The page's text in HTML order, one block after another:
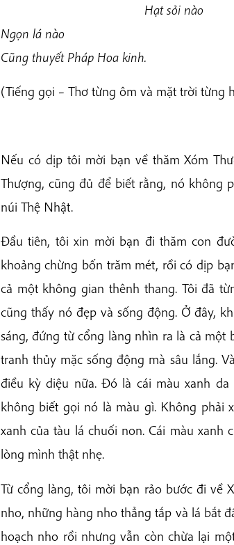
Hạt sỏi nào
Ngọn lá nào
Cũng thuyết Pháp Hoa kinh.
(Tiếng gọi – Thơ từng ôm và mặt trời từng
Nếu có dịp tôi mời bạn về thăm Xóm
Thượng, cũng đủ để biết rằng, nó không
núi Thệ Nhật.
Đầu tiên, tôi xin mời bạn đi thăm con
khoảng chừng bốn trăm mét, rồi có dịp
cả một không gian thênh thang. Tôi đã
cũng thấy nó đẹp và sống động. Ở đây,
sáng, đứng từ cổng làng nhìn ra là cả một
tranh thủy mặc sống động mà sâu lắng.
điều kỳ diệu nữa. Đó là cái màu xanh
không biết gọi nó là màu gì. Không phải
xanh của tàu lá chuối non. Cái màu
lòng mình thật nhẹ.
Từ cổng làng, tôi mời bạn rảo bước đi về
nho, những hàng nho thẳng tắp và lá bắt
hoạch nho rồi nhưng vẫn còn chừa lại